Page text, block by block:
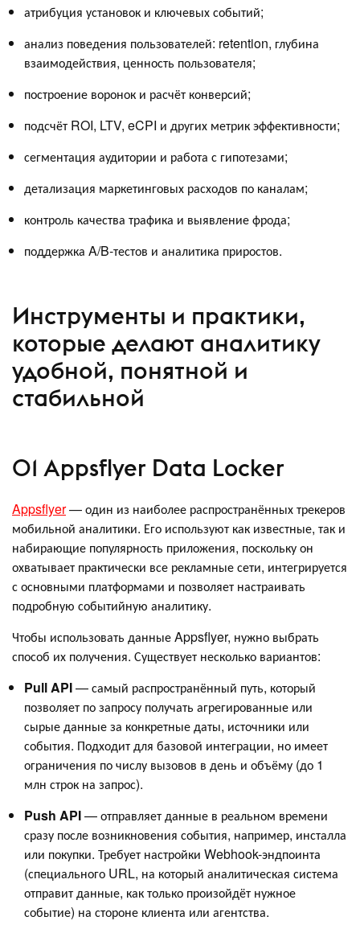
атрибуция установок и ключевых событий;
анализ поведения пользователей: retention, глубина
взаимодействия, ценность пользователя;
построение воронок и расчёт конверсий;
подсчёт ROI, LTV, eCPI и других метрик эффективности;
сегментация аудитории и работа с гипотезами;
детализация маркетинговых расходов по каналам;
контроль качества трафика и выявление фрода;
поддержка A/B-тестов и аналитика приростов.
Инструменты и практики,
которые делают аналитику
удобной, понятной и
стабильной
01 Appsflyer Data Locker
Appsflyer— один из наиболее распространённых трекеров
мобильной аналитики. Его используют как известные, так и
набирающие популярность приложения, поскольку он
охватывает практически все рекламные сети, интегрируется
с основными платформами и позволяет настраивать
подробную событийную аналитику.
Чтобы использовать данные Appsflyer, нужно выбрать
способ их получения. Существует несколько вариантов:
Pull API— самый распространённый путь, который
позволяет по запросу получать агрегированные или
сырые данные за конкретные даты, источники или
события. Подходит для базовой интеграции, но имеет
ограничения по числу вызовов в день и объёму (до 1
млн строк на запрос).
Push API— отправляет данные в реальном времени
сразу после возникновения события, например, инсталла
или покупки. Требует настройки Webhook-эндпоинта
(специального URL, на который аналитическая система
отправит данные, как только произойдёт нужное
событие) на стороне клиента или агентства.